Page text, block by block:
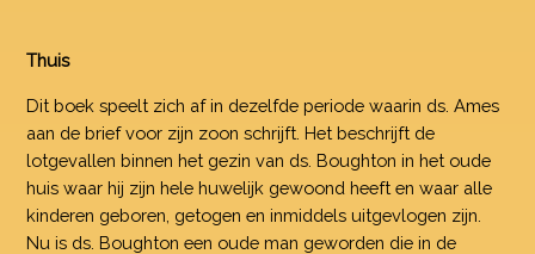
Thuis
Dit boek speelt zich af in dezelfde periode waarin ds. Ames
aan de brief voor zijn zoon schrijft. Het beschrijft de
lotgevallen binnen het gezin van ds. Boughton in het oude
huis waar hij zijn hele huwelijk gewoond heeft en waar alle
kinderen geboren, getogen en inmiddels uitgevlogen zijn.
Nu is ds. Boughton een oude man geworden die in de